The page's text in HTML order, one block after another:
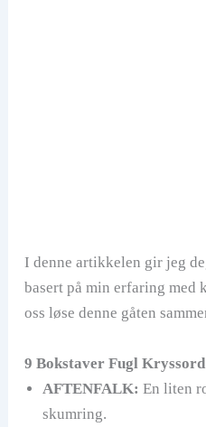
I denne artikkelen gir jeg
basert på min erfaring med
oss løse denne gåten
9 Bokstaver Fugl
AFTENFALK: En liten
skumring.